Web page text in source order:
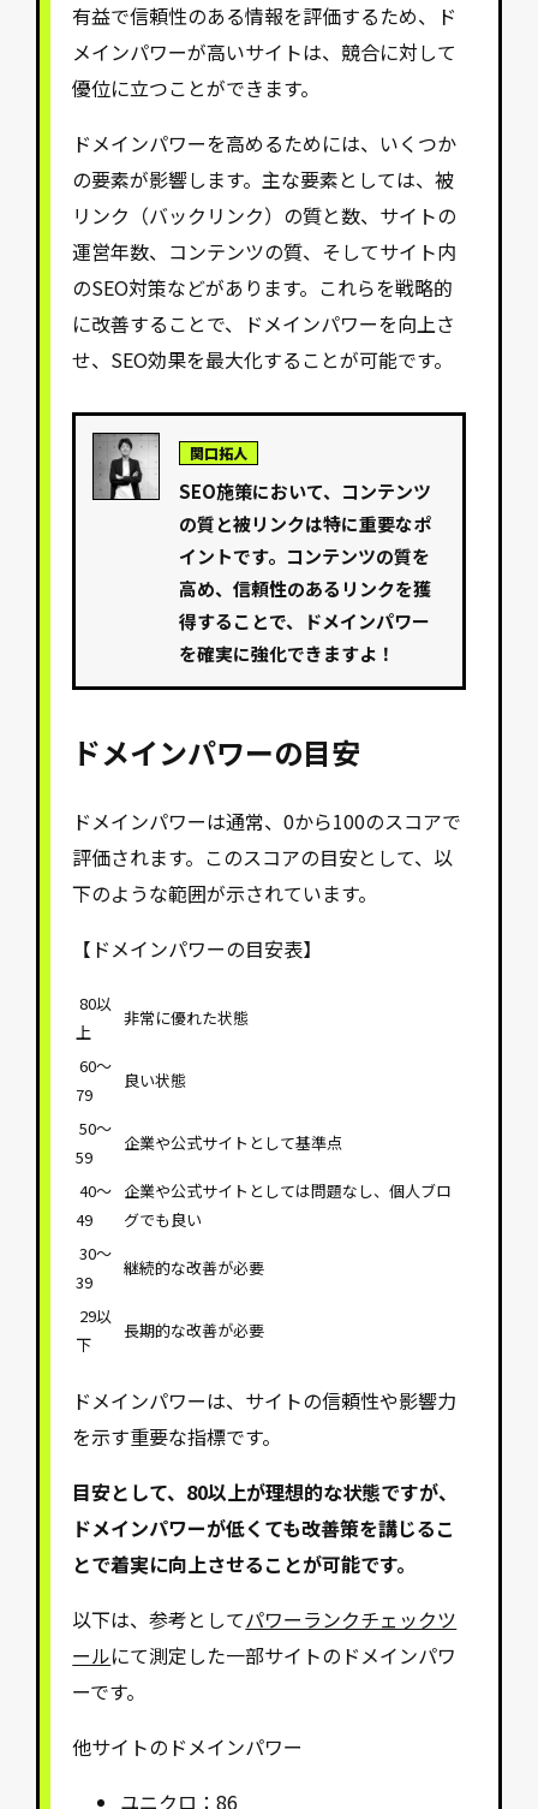
有益で信頼性のある情報を評価するため、ド
メインパワーが高いサイトは、競合に対して
優位に立つことができます。
ドメインパワーを高めるためには、いくつか
の要素が影響します。主な要素としては、被
リンク（バックリンク）の質と数、サイトの
運営年数、コンテンツの質、そしてサイト内
のSEO対策などがあります。これらを戦略的
に改善することで、ドメインパワーを向上さ
せ、SEO効果を最大化することが可能です。
関口拓人
SEO施策において、コンテンツ
の質と被リンクは特に重要なポ
イントです。コンテンツの質を
高め、信頼性のあるリンクを獲
得することで、ドメインパワー
を確実に強化できますよ！
ドメインパワーの目安
ドメインパワーは通常、0から100のスコアで
評価されます。このスコアの目安として、以
下のような範囲が示されています。
【ドメインパワーの目安表】
80以
上
非常に優れた状態
60～
79
良い状態
50～
59
企業や公式サイトとして基準点
40～
49
企業や公式サイトとしては問題なし、個人ブロ
グでも良い
30～
39
継続的な改善が必要
29以
下
長期的な改善が必要
ドメインパワーは、サイトの信頼性や影響力
を示す重要な指標です。
目安として、80以上が理想的な状態ですが、
ドメインパワーが低くても改善策を講じるこ
とで着実に向上させることが可能です。
以下は、参考としてパワーランクチェックツ
ールにて測定した一部サイトのドメインパワ
ーです。
他サイトのドメインパワー
ユニクロ ：86